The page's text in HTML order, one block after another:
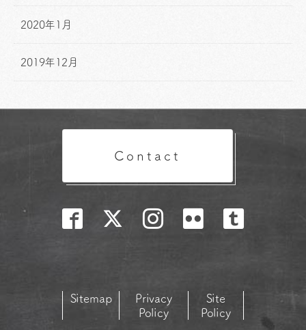
2020年1月
2019年12月
Contact
Sitemap
Privacy
Policy
Site
Policy